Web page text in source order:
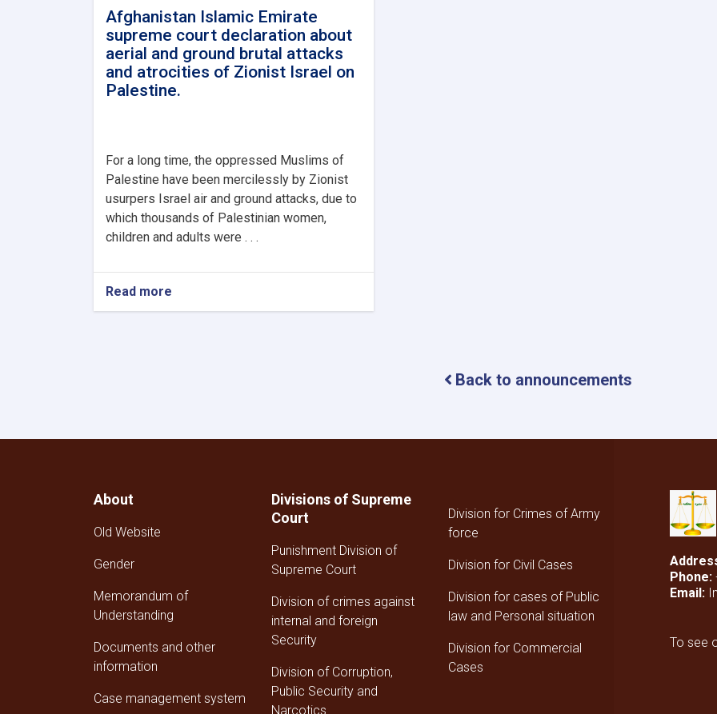
Afghanistan Islamic Emirate
supreme court declaration about
aerial and ground brutal attacks
and atrocities of Zionist Israel on
Palestine.
For a long time, the oppressed Muslims of
Palestine have been mercilessly by Zionist
usurpers Israel air and ground attacks, due to
which thousands of Palestinian women,
children and adults were . . .
Read more
Afghanistan
and
Palestine.
Back to announcements
About
Old Website
Gender
Memorandum of
Understanding
Documents and other
information
Case management system
Divisions of Supreme
Court
Punishment Division of
Supreme Court
Division of crimes against
internal and foreign
Security
Division of Corruption,
Public Security and
Narcotics
Division for Crimes of Army
force
Division for Civil Cases
Division for cases of Public
law and Personal situation
Division for Commercial
Cases
Phone:
Email:
To see